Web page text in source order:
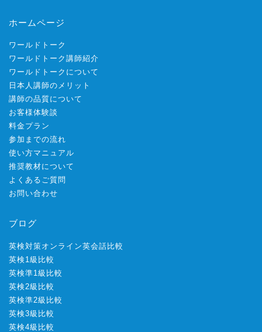
ホームページ
ワールドトーク
ワールドトーク講師紹介
ワールドトークについて
日本人講師のメリット
講師の品質について
お客様体験談
料金プラン
参加までの流れ
使い方マニュアル
推奨教材について
よくあるご質問
お問い合わせ
ブログ
英検対策オンライン英会話比較
英検1級比較
英検準1級比較
英検2級比較
英検準2級比較
英検3級比較
英検4級比較